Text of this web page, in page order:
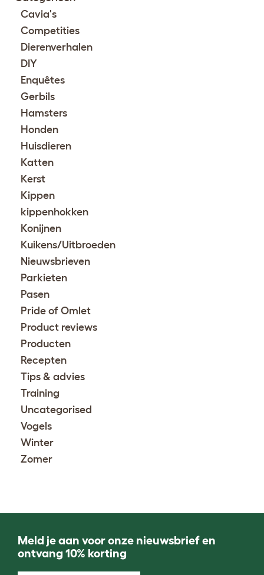
Cavia's
Competities
Dierenverhalen
DIY
Enquêtes
Gerbils
Hamsters
Honden
Huisdieren
Katten
Kerst
Kippen
kippenhokken
Konijnen
Kuikens/Uitbroeden
Nieuwsbrieven
Parkieten
Pasen
Pride of Omlet
Product reviews
Producten
Recepten
Tips & advies
Training
Uncategorised
Vogels
Winter
Zomer
Meld je aan voor onze nieuwsbrief en
ontvang 10% korting